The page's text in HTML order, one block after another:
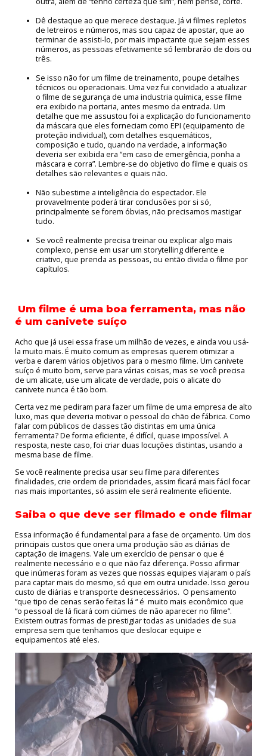
Dê destaque ao que merece destaque. Já vi filmes repletos
de letreiros e números, mas sou capaz de apostar, que ao
terminar de assisti-lo, por mais impactante que sejam esses
números, as pessoas efetivamente só lembrarão de dois ou
três.
Se isso não for um filme de treinamento, poupe detalhes
técnicos ou operacionais. Uma vez fui convidado a atualizar
o filme de segurança de uma industria química, esse filme
era exibido na portaria, antes mesmo da entrada. Um
detalhe que me assustou foi a explicação do funcionamento
da máscara que eles forneciam como EPI (equipamento de
proteção individual), com detalhes esquemáticos,
composição e tudo, quando na verdade, a informação
deveria ser exibida era “em caso de emergência, ponha a
máscara e corra”. Lembre-se do objetivo do filme e quais os
detalhes são relevantes e quais não.
Não subestime a inteligência do espectador. Ele
provavelmente poderá tirar conclusões por si só,
principalmente se forem óbvias, não precisamos mastigar
tudo.
Se você realmente precisa treinar ou explicar algo mais
complexo, pense em usar um storytelling diferente e
criativo, que prenda as pessoas, ou então divida o filme por
capítulos.
Um filme é uma boa ferramenta, mas não
é um canivete suíço
Acho que já usei essa frase um milhão de vezes, e ainda vou usá-
la muito mais. É muito comum as empresas querem otimizar a
verba e darem vários objetivos para o mesmo filme. Um canivete
suíço é muito bom, serve para várias coisas, mas se você precisa
de um alicate, use um alicate de verdade, pois o alicate do
canivete nunca é tão bom.
Certa vez me pediram para fazer um filme de uma empresa de alto
luxo, mas que deveria motivar o pessoal do chão de fábrica. Como
falar com públicos de classes tão distintas em uma única
ferramenta? De forma eficiente, é difícil, quase impossível. A
resposta, neste caso, foi criar duas locuções distintas, usando a
mesma base de filme.
Se você realmente precisa usar seu filme para diferentes
finalidades, crie ordem de prioridades, assim ficará mais fácil focar
nas mais importantes, só assim ele será realmente eficiente.
Saiba o que deve ser filmado e onde filmar
Essa informação é fundamental para a fase de orçamento. Um dos
principais custos que onera uma produção são as diárias de
captação de imagens. Vale um exercício de pensar o que é
realmente necessário e o que não faz diferença. Posso afirmar
que inúmeras foram as vezes que nossas equipes viajaram o país
para captar mais do mesmo, só que em outra unidade. Isso gerou
custo de diárias e transporte desnecessários. O pensamento
“que tipo de cenas serão feitas lá “ é muito mais econômico que
“o pessoal de lá ficará com ciúmes de não aparecer no filme”.
Existem outras formas de prestigiar todas as unidades de sua
empresa sem que tenhamos que deslocar equipe e
equipamentos até eles.